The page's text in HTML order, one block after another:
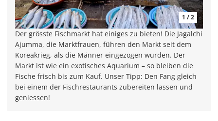
1 / 2
Der grösste Fischmarkt hat einiges zu bieten! Die Jagalchi
Ajumma, die Marktfrauen, führen den Markt seit dem
Koreakrieg, als die Männer eingezogen wurden. Der
Markt ist wie ein exotisches Aquarium – so bleiben die
Fische frisch bis zum Kauf. Unser Tipp: Den Fang gleich
bei einem der Fischrestaurants zubereiten lassen und
geniessen!